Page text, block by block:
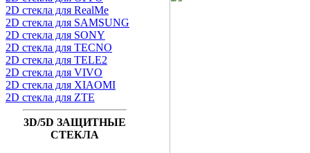
2D стекла для RealMe
2D стекла для SAMSUNG
2D стекла для SONY
2D стекла для TECNO
2D стекла для TELE2
2D стекла для VIVO
2D стекла для XIAOMI
2D стекла для ZTE
3D/5D ЗАЩИТНЫЕ
СТЕКЛА